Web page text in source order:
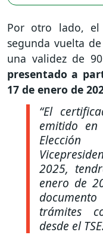
Por otro lado, el
segunda vuelta
una validez de
presentado a
17 de enero de
“El
emitido
2025,
enero de
trámites
desde el TSE.